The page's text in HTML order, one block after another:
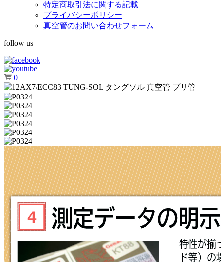
特定商取引法に関する記載
プライバシーポリシー
真空管のお問い合わせフォーム
follow us
0